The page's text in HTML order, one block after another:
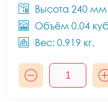
Высота 240
Объём 0.04
Вес: 0.919 кг.